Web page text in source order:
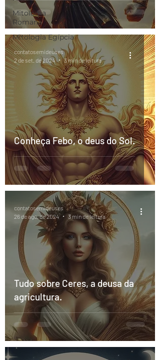
Mitologia
Romana
Mitologia Egípcia
Conheça Febo, o deus do Sol.
contatosemideuses
2 de set. de 2024
3 min de leitura
Tudo sobre Ceres, a deusa da
agricultura.
contatosemideuses
26 de ago. de 2024
3 min de leitura